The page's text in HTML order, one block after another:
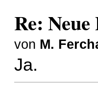
Re:
von M.
Ja.